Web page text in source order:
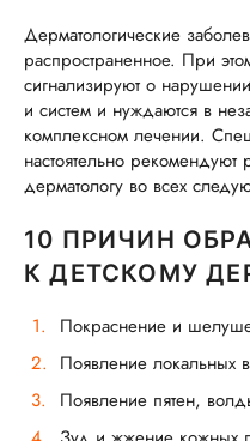
Дерматологические
распространенное. При
сигнализируют о
и систем и нуждаются в
комплексном лечении.
настоятельно рекомендуют
дерматологу во всех
10 ПРИЧИН
К ДЕТСКОМУ
Покраснение и
Появление локальных
Появление пятен,